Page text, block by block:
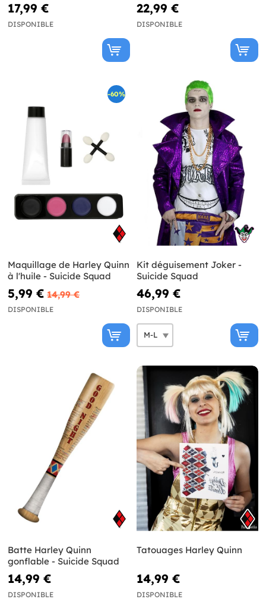
17,99 €
DISPONIBLE
22,99 €
DISPONIBLE
-60%
Maquillage de Harley Quinn
à l'huile - Suicide Squad
5,99 € 14,99 €
DISPONIBLE
Kit déguisement Joker -
Suicide Squad
46,99 €
DISPONIBLE
Batte Harley Quinn
gonflable - Suicide Squad
14,99 €
DISPONIBLE
Tatouages Harley Quinn
14,99 €
DISPONIBLE